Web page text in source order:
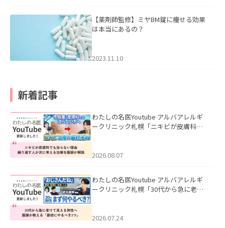
【薬剤師監修】ミヤBM錠に痩せる効果
は本当にあるの？
2023.11.10
新着記事
わたしの名医Youtube アルバアレルギ
ークリニック札幌「ニキビが皮膚科で
ました。
2026.08.07
わたしの名医Youtube アルバアレルギ
ークリニック札幌「30代から急に老け
た。
2026.07.24